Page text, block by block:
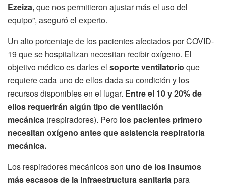
Ezeiza,que nos permitieron ajustar más el uso del
equipo”, aseguró el experto.
Un alto porcentaje de los pacientes afectados por COVID-
19 que se hospitalizan necesitan recibir oxígeno. El
objetivo médico es darles el soporte ventilatorio que
requiere cada uno de ellos dada su condición y los
recursos disponibles en el lugar. Entre el 10 y 20% de
ellos requerirán algún tipo de ventilación
mecánica (respiradores). Pero los pacientes primero
necesitan oxígeno antes que asistencia respiratoria
mecánica.
Los respiradores mecánicos son uno de los insumos
más escasos de la infraestructura sanitariapara